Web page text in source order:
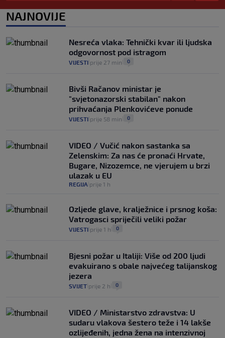
0
automobilom na Hvar iz Zagreba, a
koliko iz Osijeka
VIJESTI 14
NAJNOVIJE
Nesreća vlaka: Tehnički kvar ili ljudska
odgovornost pod istragom
VIJESTI prije 27 min 0
Bivši Račanov ministar je
"svjetonazorski stabilan" nakon
prihvaćanja Plenkovićeve ponude
VIJESTI prije 58 min 0
VIDEO / Vučić nakon sastanka sa
Zelenskim: Za nas će pronaći Hrvate,
Bugare, Nizozemce, ne vjerujem u brzi
ulazak u EU
REGIJA prije 1 h
Ozljede glave, kralježnice i prsnog koša:
Vatrogasci spriječili veliki požar
VIJESTI prije 1 h 0
Bjesni požar u Italiji: Više od 200 ljudi
evakuirano s obale najvećeg talijanskog
jezera
SVIJET prije 2 h 0
VIDEO / Ministarstvo zdravstva: U
sudaru vlakova šestero teže i 14 lakše
ozlijeđenih, jedna žena na intenzivnoj